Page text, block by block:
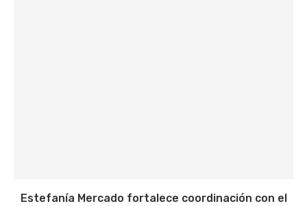
Estefanía Mercado fortalece coordinación con el